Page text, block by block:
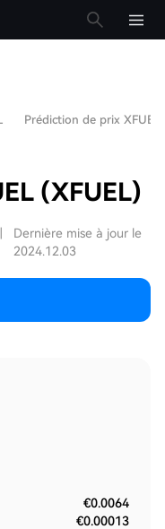
Prédiction de prix XFUEL
(XFUEL)
Dernière mise à jour le
2024.12.03
€0.0064
€0.00013